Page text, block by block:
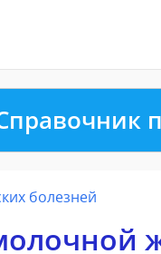
болезней